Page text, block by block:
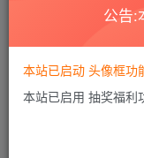
OpenSubtitles.org
公告:
本站已启动 头像框功
本站已启用 抽奖福利